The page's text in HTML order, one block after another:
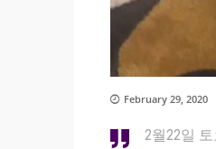
February 29, 2020
2월22일